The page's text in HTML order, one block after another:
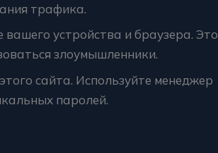
трафика.
вашего устройства и браузера. Это
злоумышленники.
сайта. Используйте менеджер
паролей.